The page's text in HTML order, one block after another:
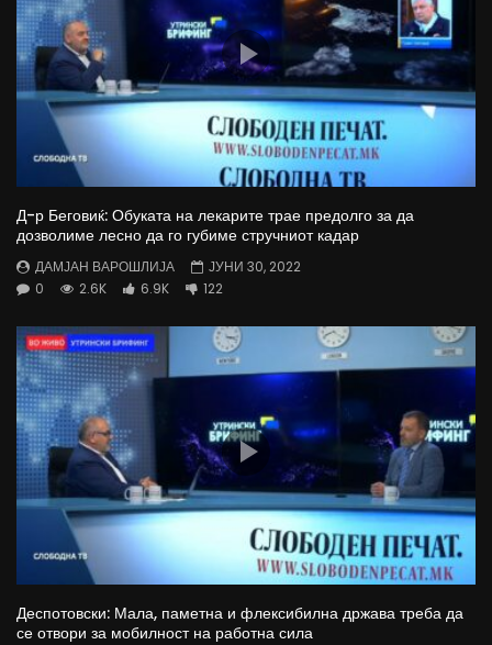
Д-р Беговиќ: Обуката на лекарите трае предолго за да
дозволиме лесно да го губиме стручниот кадар
ДАМЈАН ВАРОШЛИЈА
ЈУНИ 30, 2022
0
2.6K 6.9K 122
Деспотовски: Мала, паметна и флексибилна држава треба да
се отвори за мобилност на работна сила